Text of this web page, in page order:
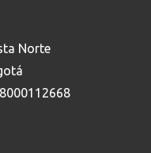
Norte